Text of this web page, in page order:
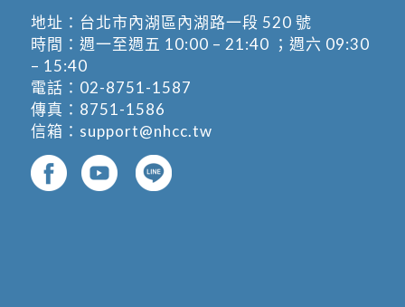
地址： 台北市內湖區內湖路一段 520 號
時間：週一至週五 10:00 – 21:40 ；週六 09:30
– 15:40
電話： 02-8751-1587
傳真：8751-1586
信箱： support@nhcc.tw